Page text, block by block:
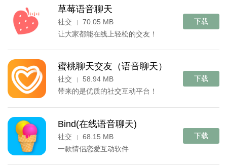
草莓语音聊天
社交 |
70.05 MB
让大家都能在线上轻松的交友！
下载
蜜桃聊天交友（语音聊天）
社交
58.94 MB
带来的是优质的社交互动平台！
下载
Bind(在线语音聊天)
社交 |
68.15 MB
一款情侣恋爱互动软件
下载